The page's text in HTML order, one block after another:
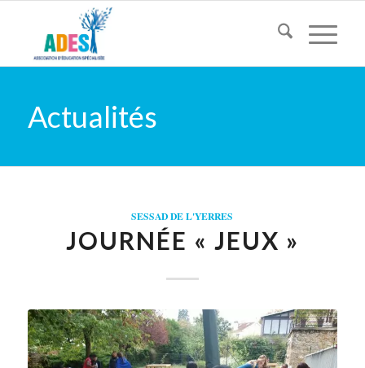
Actualités
SESSAD DE L'YERRES
JOURNÉE « JEUX »